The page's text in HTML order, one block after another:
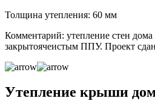
Толщина утепления: 60 мм
Комментарий: утепление стен дома
закрытоячеистым ППУ. Проект
Утепление крыши